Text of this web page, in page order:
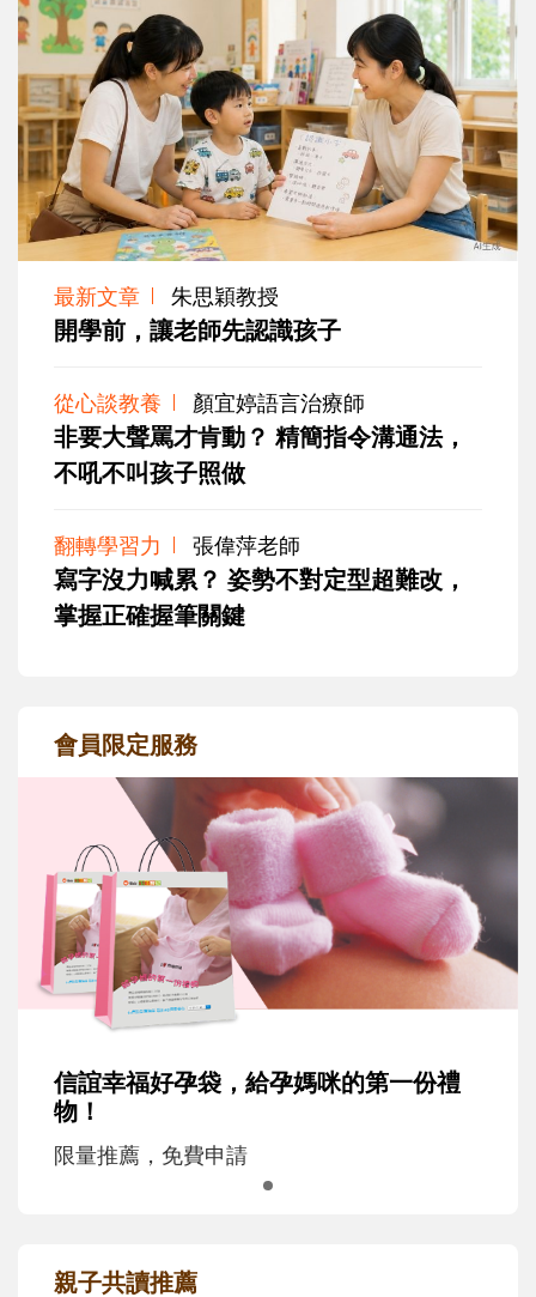
最新文章 朱思穎教授
開學前，讓老師先認識孩子
從心談教養 顏宜婷語言治療師
非要大聲罵才肯動？ 精簡指令溝通法，
不吼不叫孩子照做
翻轉學習力 張偉萍老師
寫字沒力喊累？ 姿勢不對定型超難改，
掌握正確握筆關鍵
會員限定服務
信誼幸福好孕袋，給孕媽咪的第一份禮
物！
限量推薦，免費申請
親子共讀推薦